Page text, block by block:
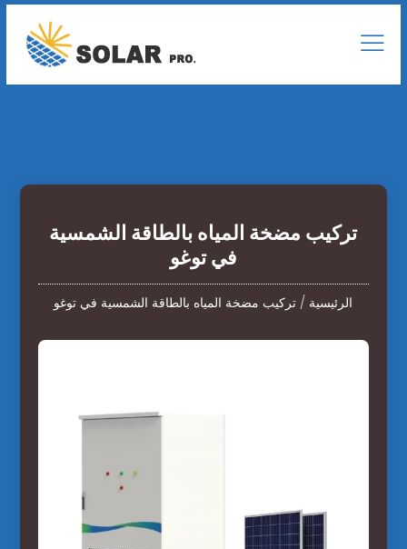
تركيب مضخة المياه بالطاقة الشمسية
في توغو
الرئيسية / تركيب مضخة المياه بالطاقة الشمسية في توغو